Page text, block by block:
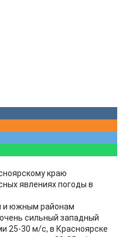
краю
явлениях погоды в
и южным районам
сильный западный
25-30 м/с, в Красноярске